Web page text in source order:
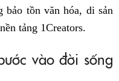
bảo tồn văn hóa, di sản
tảng 1Creators.
vào đời sống